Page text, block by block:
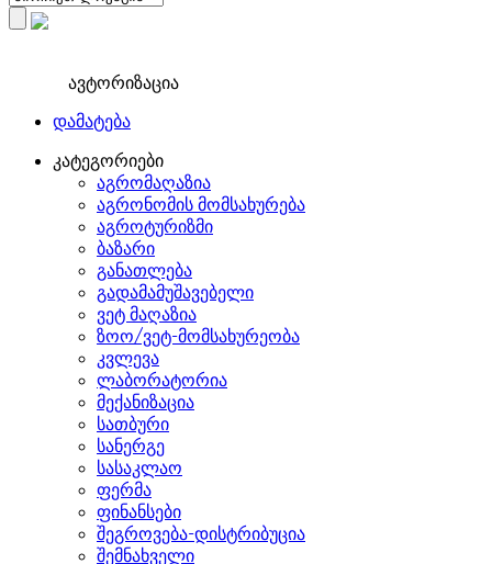
ავტორიზაცია
დამატება
კატეგორიები
აგრომაღაზია
აგრონომის მომსახურება
აგროტურიზმი
ბაზარი
განათლება
გადამამუშავებელი
ვეტ მაღაზია
ზოო/ვეტ-მომსახურეობა
კვლევა
ლაბორატორია
მექანიზაცია
სათბური
სანერგე
სასაკლაო
ფერმა
ფინანსები
შეგროვება-დისტრიბუცია
შემნახველი